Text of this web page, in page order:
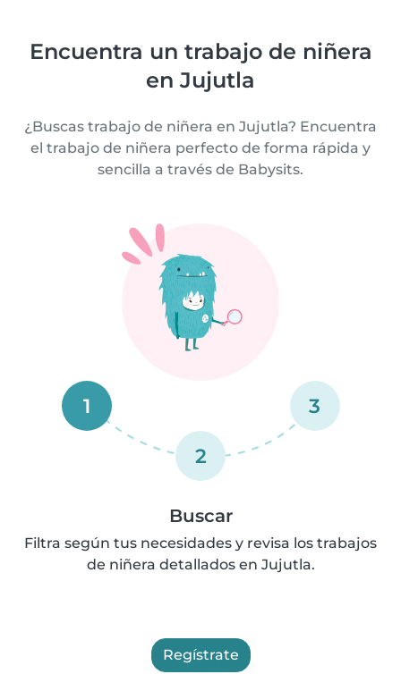
Encuentra un trabajo de niñera
en Jujutla
¿Buscas trabajo de niñera en Jujutla? Encuentra
el trabajo de niñera perfecto de forma rápida y
sencilla a través de Babysits.
1
2
3
Buscar
Filtra según tus necesidades y revisa los trabajos
de niñera detallados en Jujutla.
Regístrate